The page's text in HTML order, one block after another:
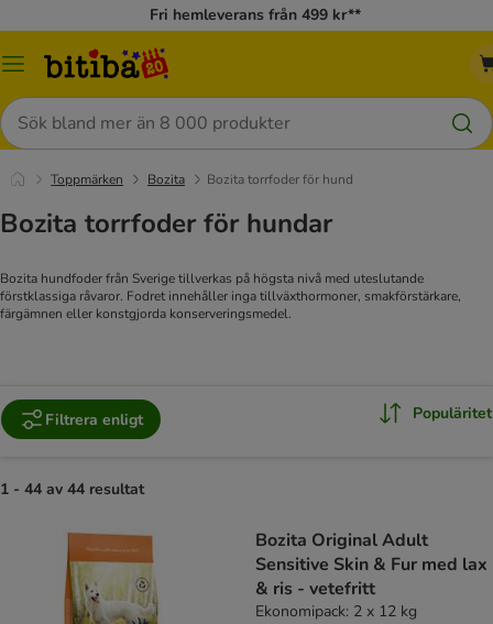
Fri hemleverans från 499 kr**
Meny
Sök
Toppmärken Bozita Bozita torrfoder för hund
Bozita torrfoder för hundar
Bozita hundfoder från Sverige tillverkas på högsta nivå med uteslutande
förstklassiga råvaror. Fodret innehåller inga tillväxthormoner, smakförstärkare,
färgämnen eller konstgjorda konserveringsmedel.
Filtrera enligt Populäritet
1 - 44 av 44 resultat
Bozita Original Adult
Sensitive Skin & Fur med lax
& ris - vetefritt
Ekonomipack: 2 x 12 kg